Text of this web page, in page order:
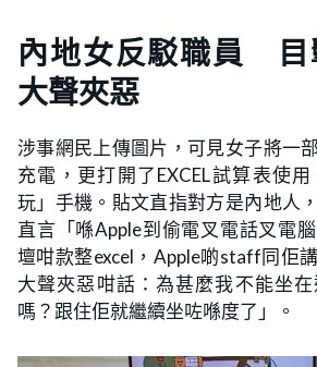
內地女反駁職員 目
大聲夾惡
涉事網民上傳圖片，可見女子將一
充電，更打開了EXCEL試算表使
玩」手機。貼文直指對方是內地人
直言「喺Apple到偷電叉電話叉電
壇咁款整excel，Apple啲staff同佢
大聲夾惡咁話：為甚麼我不能坐
嗎？跟住佢就繼續坐咗喺度了」。